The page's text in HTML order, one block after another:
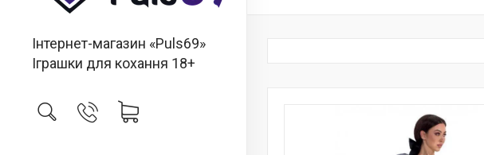
Інтернет-магазин «Puls69»
Іграшки для кохання 18+